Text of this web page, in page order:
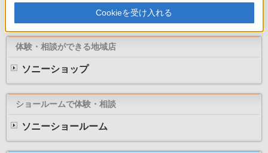
ソニーの直営店
体験・相談ができる地域店
ソニーショップ
ショールームで体験・相談
ソニーショールーム
Cookieを受け入れる